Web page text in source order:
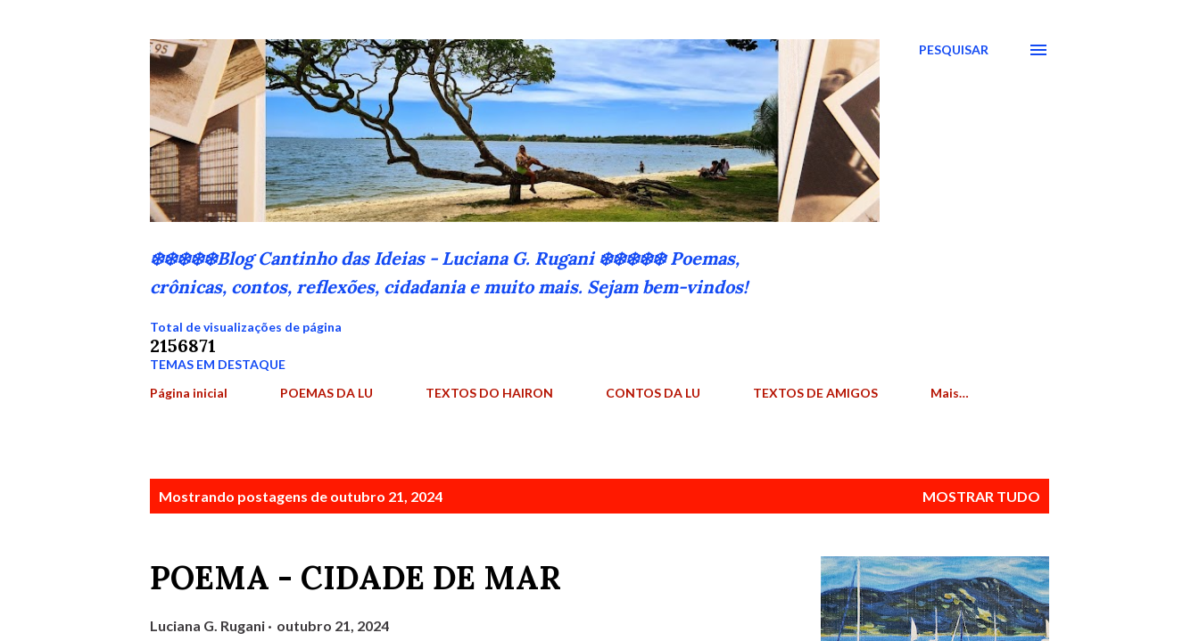
❄️❄️❄️❄️❄️Blog Cantinho das Ideias - Luciana G. Rugani ❄️❄️❄️❄️❄️ Poemas,
crônicas, contos, reflexões, cidadania e muito mais. Sejam bem-vindos!
PESQUISAR
Total de visualizações de página
2156871
TEMAS EM DESTAQUE
Página inicial
POEMAS DA LU TEXTOS DO HAIRON CONTOS DA LU TEXTOS DE AMIGOS Mais…
Mostrando postagens de outubro 21, 2024 MOSTRAR TUDO
POEMA - CIDADE DE MAR
Luciana G. Rugani outubro 21, 2024